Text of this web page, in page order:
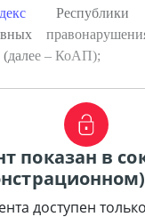
(далее – КоАП);
показан в
доступен